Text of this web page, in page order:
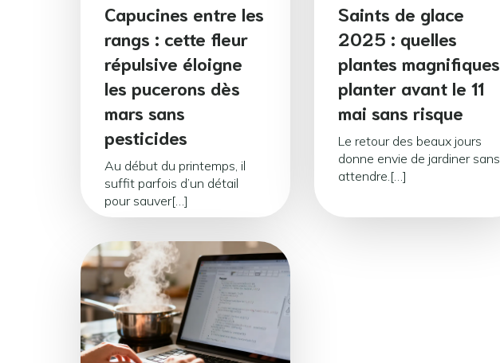
Capucines entre les
rangs : cette fleur
répulsive éloigne
les pucerons dès
mars sans
pesticides
Au début du printemps, il
suffit parfois d’un détail
pour sauver[…]
Saints de glace
2025 : quelles
plantes magnifiques
planter avant le 11
mai sans risque
Le retour des beaux jours
donne envie de jardiner sans
attendre.[…]